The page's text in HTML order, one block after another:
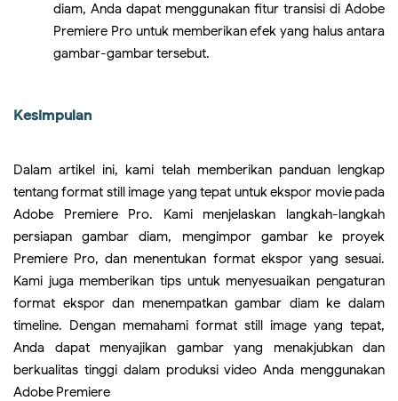
diam, Anda dapat menggunakan fitur transisi di Adobe
Premiere Pro untuk memberikan efek yang halus antara
gambar-gambar tersebut.
Kesimpulan
Dalam artikel ini, kami telah memberikan panduan lengkap
tentang format still image yang tepat untuk ekspor movie pada
Adobe Premiere Pro. Kami menjelaskan langkah-langkah
persiapan gambar diam, mengimpor gambar ke proyek
Premiere Pro, dan menentukan format ekspor yang sesuai.
Kami juga memberikan tips untuk menyesuaikan pengaturan
format ekspor dan menempatkan gambar diam ke dalam
timeline. Dengan memahami format still image yang tepat,
Anda dapat menyajikan gambar yang menakjubkan dan
berkualitas tinggi dalam produksi video Anda menggunakan
Adobe Premiere